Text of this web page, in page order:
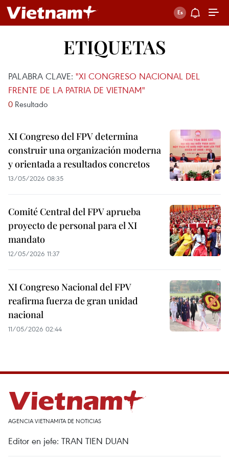
ETIQUETAS
PALABRA CLAVE: "XI CONGRESO NACIONAL DEL
FRENTE DE LA PATRIA DE VIETNAM"
0 Resultado
XI Congreso del FPV determina
construir una organización moderna
y orientada a resultados concretos
13/05/2026 08:35
Comité Central del FPV aprueba
proyecto de personal para el XI
mandato
12/05/2026 11:37
XI Congreso Nacional del FPV
reafirma fuerza de gran unidad
nacional
11/05/2026 02:44
AGENCIA VIETNAMITA DE NOTICIAS
Editor en jefe: TRAN TIEN DUAN